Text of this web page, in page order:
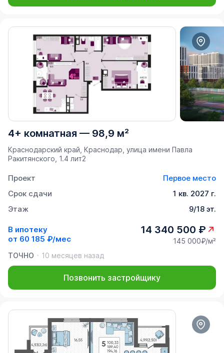
4+ комнатная — 98,9 м²
Краснодарский край, Краснодар, улица имени Павла
Ракитянского, 1.4 лит2
Проект
Первое место
Срок сдачи
1 кв. 2027 г.
Этаж
9/18 эт.
В ипотеку
от 60 185 ₽/мес
14 340 500 ₽
145 000₽/м²
ТОЧНО
10 месяцев назад
Позвонить застройщику